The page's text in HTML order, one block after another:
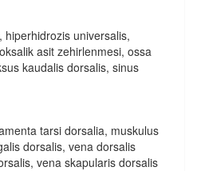
hiperhidrozis universalis,
asit zehirlenmesi, ossa
kaudalis dorsalis, sinus
tarsi dorsalia, muskulus
dorsalis, vena dorsalis
vena skapularis dorsalis